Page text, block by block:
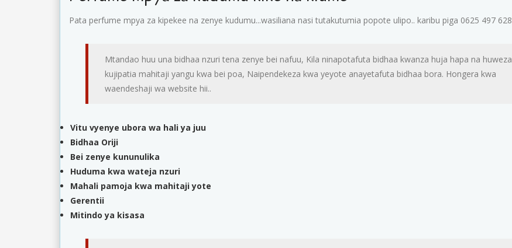
Pata perfume mpya za kipekee na zenye kudumu...wasiliana nasi tutakutumia popote ulipo.. karibu piga 0625 497 628
Mtandao huu una bidhaa nzuri tena zenye bei nafuu, Kila ninapotafuta bidhaa kwanza huja hapa na huweza
kujipatia mahitaji yangu kwa bei poa, Naipendekeza kwa yeyote anayetafuta bidhaa bora. Hongera kwa
waendeshaji wa website hii..
Vitu vyenye ubora wa hali ya juu
Bidhaa Oriji
Bei zenye kununulika
Huduma kwa wateja nzuri
Mahali pamoja kwa mahitaji yote
Gerentii
Mitindo ya kisasa